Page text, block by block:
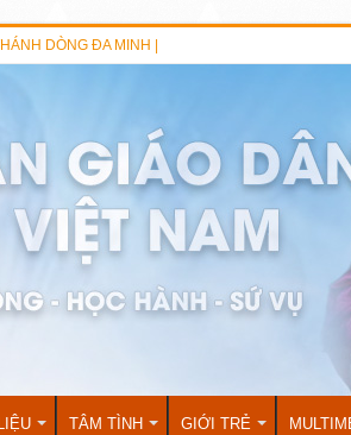
DÒNG ĐA MINH |
TÂM TÌNH GIỚI TRẺ